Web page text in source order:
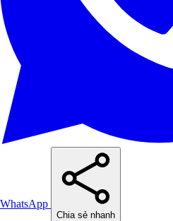
WhatsApp
Chia sẻ nhanh